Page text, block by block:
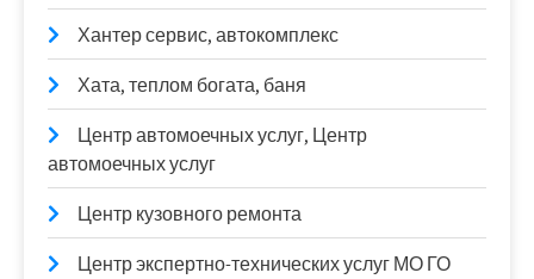
Хантер сервис, автокомплекс
Хата, теплом богата, баня
Центр автомоечных услуг, Центр
автомоечных услуг
Центр кузовного ремонта
Центр экспертно-технических услуг МО ГО